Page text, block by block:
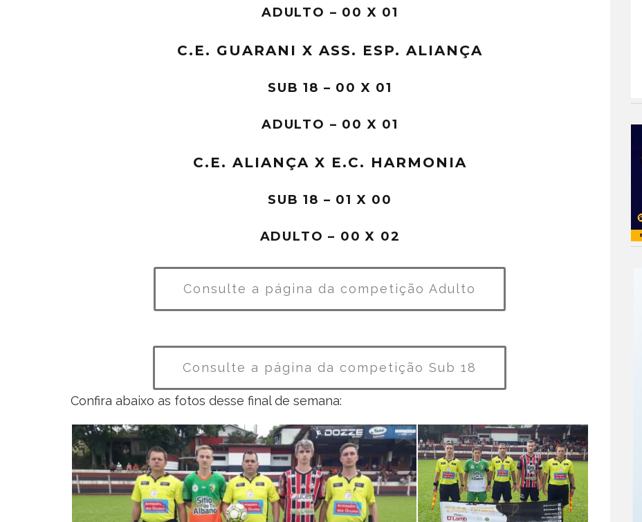
ADULTO – 00 X 01
C.E. GUARANI X ASS. ESP. ALIANÇA
SUB 18 – 00 X 01
ADULTO – 00 X 01
C.E. ALIANÇA X E.C. HARMONIA
SUB 18 – 01 X 00
ADULTO – 00 X 02
Consulte a página da competição Adulto
Consulte a página da competição Sub 18
Confira abaixo as fotos desse final de semana: